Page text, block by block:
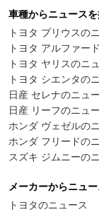
車種からニュース
トヨタ プリウスの
トヨタ アルファー
トヨタ ヤリスのニ
トヨタ シエンタの
日産 セレナのニュ
日産 リーフのニュ
ホンダ ヴェゼルの
ホンダ フリードの
スズキ ジムニーの
メーカーからニュ
トヨタのニュース